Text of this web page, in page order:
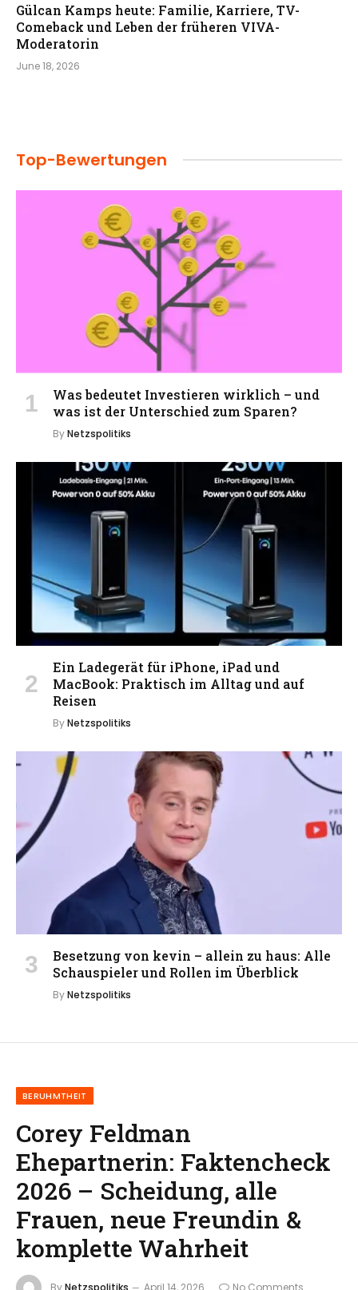
Gülcan Kamps heute: Familie, Karriere, TV-
Comeback und Leben der früheren VIVA-
Moderatorin
June 18, 2026
Top-Bewertungen
Was bedeutet Investieren wirklich – und
was ist der Unterschied zum Sparen?
ByNetzspolitiks
Ein Ladegerät für iPhone, iPad und
MacBook: Praktisch im Alltag und auf
Reisen
ByNetzspolitiks
Besetzung von kevin – allein zu haus: Alle
Schauspieler und Rollen im Überblick
ByNetzspolitiks
BERUHMTHEIT
Corey Feldman
Ehepartnerin: Faktencheck
2026 – Scheidung, alle
Frauen, neue Freundin &
komplette Wahrheit
ByNetzspolitiks April 14, 2026 No Comments